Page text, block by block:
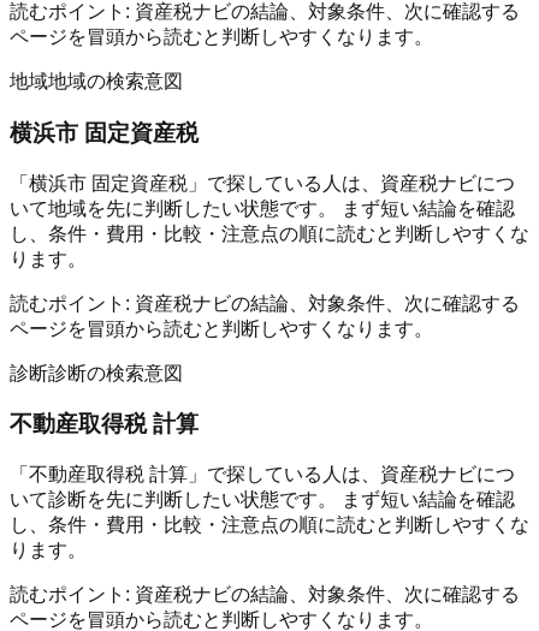
読むポイント: 資産税ナビの結論、対象条件、次に確認する
ページを冒頭から読むと判断しやすくなります。
地域地域の検索意図
横浜市 固定資産税
「横浜市 固定資産税」で探している人は、資産税ナビにつ
いて地域を先に判断したい状態です。 まず短い結論を確認
し、条件・費用・比較・注意点の順に読むと判断しやすくな
ります。
読むポイント: 資産税ナビの結論、対象条件、次に確認する
ページを冒頭から読むと判断しやすくなります。
診断診断の検索意図
不動産取得税 計算
「不動産取得税 計算」で探している人は、資産税ナビにつ
いて診断を先に判断したい状態です。 まず短い結論を確認
し、条件・費用・比較・注意点の順に読むと判断しやすくな
ります。
読むポイント: 資産税ナビの結論、対象条件、次に確認する
ページを冒頭から読むと判断しやすくなります。